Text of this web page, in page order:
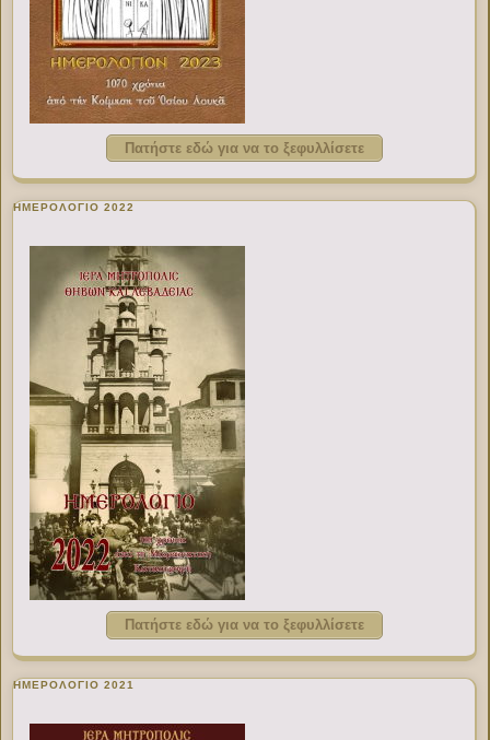
Πατήστε εδώ για να το ξεφυλλίσετε
ΗΜΕΡΟΛΟΓΙΟ 2022
Πατήστε εδώ για να το ξεφυλλίσετε
ΗΜΕΡΟΛΟΓΙΟ 2021